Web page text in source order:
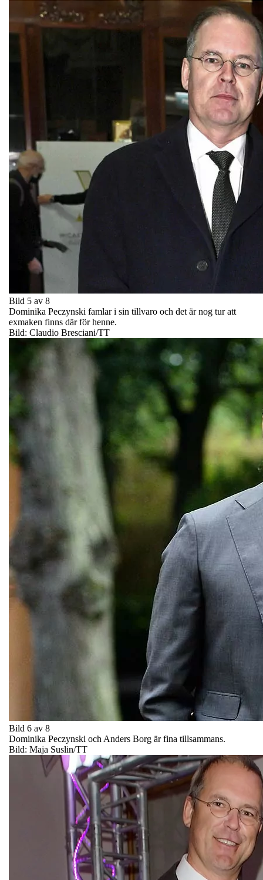
Bild 5 av 8
Dominika Peczynski famlar i sin tillvaro och det är nog tur att
exmaken finns där för henne.
Bild: Claudio Bresciani/TT
Bild 6 av 8
Dominika Peczynski och Anders Borg är fina tillsammans.
Bild: Maja Suslin/TT